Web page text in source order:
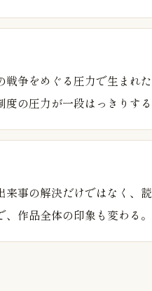
戦争をめぐる圧力で生まれ
の圧力が一段はっきりする
来事の解決だけではなく、
作品全体の印象も変わる。